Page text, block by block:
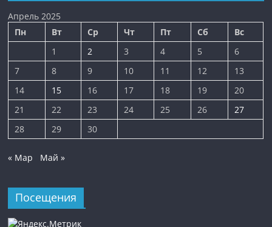
Апрель 2025
Пн
Вт Ср Чт Пт Сб
Вс
1
2 3 4 5
6
7
8 9 10 11 12
13
14
15 16 17 18 19
20
21
22 23 24 25 26
27
28
29 30
« Мар Май »
Посещения